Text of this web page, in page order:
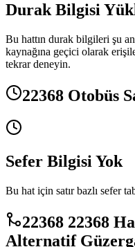
Durak Bilgisi
Bu hattın durak bilgileri şu
kaynağına geçici olarak
tekrar deneyin.
22368 Otobüs
Sefer Bilgisi Yok
Bu hat için satır bazlı sefer
22368 22368
Alternatif